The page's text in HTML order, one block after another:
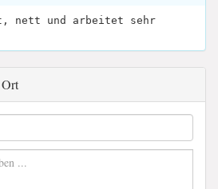
nett und arbeitet sehr